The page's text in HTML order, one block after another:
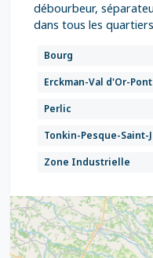
débourbeur,
dans tous les
Bourg
Erckman-Val d'Or-
Perlic
Tonkin-Pesque-Saint-
Zone Industrielle